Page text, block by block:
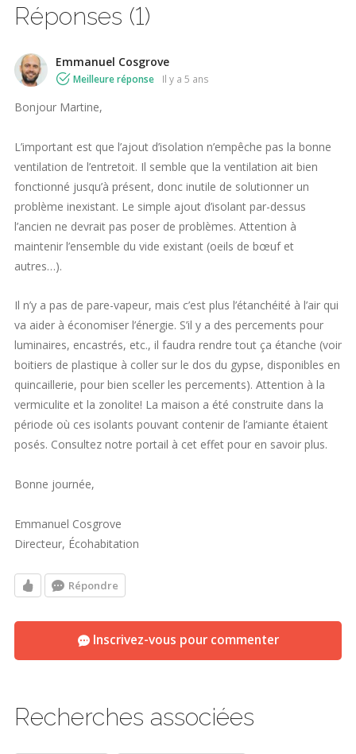
Réponses (1)
Emmanuel Cosgrove
Meilleure réponse il y a 5 ans
Bonjour Martine,
L’important est que l’ajout d’isolation n’empêche pas la bonne
ventilation de l’entretoit. Il semble que la ventilation ait bien
fonctionné jusqu’à présent, donc inutile de solutionner un
problème inexistant. Le simple ajout d’isolant par-dessus
l’ancien ne devrait pas poser de problèmes. Attention à
maintenir l’ensemble du vide existant (oeils de bœuf et
autres…).
Il n’y a pas de pare-vapeur, mais c’est plus l’étanchéité à l’air qui
va aider à économiser l’énergie. S’il y a des percements pour
luminaires, encastrés, etc., il faudra rendre tout ça étanche (voir
boitiers de plastique à coller sur le dos du gypse, disponibles en
quincaillerie, pour bien sceller les percements). Attention à la
vermiculite et la zonolite! La maison a été construite dans la
période où ces isolants pouvant contenir de l’amiante étaient
posés. Consultez notre portail à cet effet pour en savoir plus.
Bonne journée,
Emmanuel Cosgrove
Directeur, Écohabitation
Répondre
Inscrivez-vous pour commenter
Recherches associées